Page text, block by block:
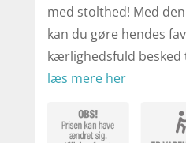
med stolthed! Med
kan du gøre hendes
kærlighedsfuld
læs mere her